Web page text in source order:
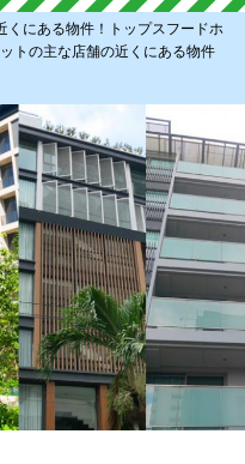
くにある物件！トップスフードホ
トの主な店舗の近くにある物件